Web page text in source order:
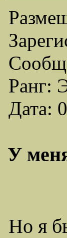
Ранг:
Дата:
У
Но я